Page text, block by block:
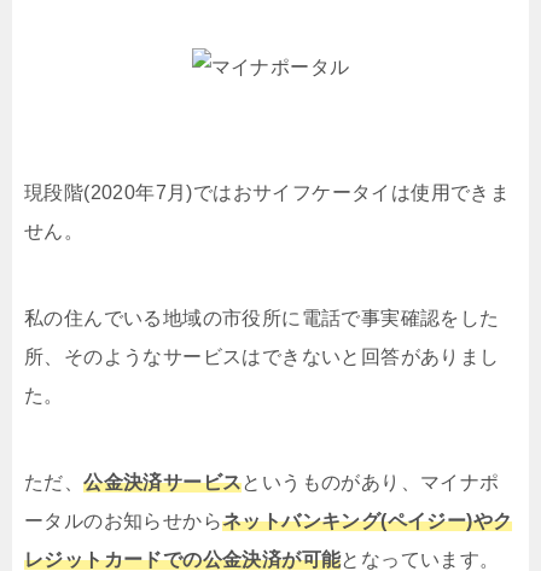
現段階(2020年7月)ではおサイフケータイは使用できま
せん。
私の住んでいる地域の市役所に電話で事実確認をした
所、そのようなサービスはできないと回答がありまし
た。
ただ、公金決済サービスというものがあり、マイナポ
ータルのお知らせからネットバンキング(ペイジー)やク
レジットカードでの公金決済が可能となっています。